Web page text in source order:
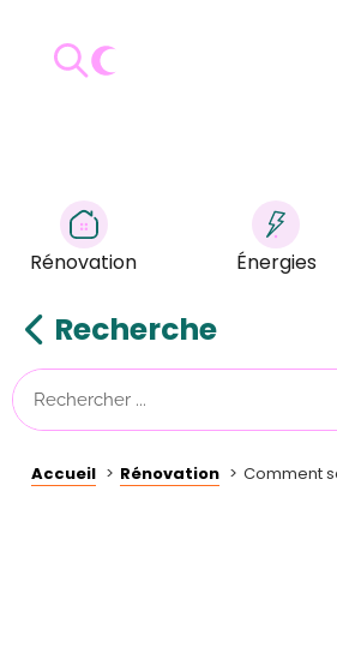
Rénovation Énergies
Recherche
Accueil Rénovation Comment